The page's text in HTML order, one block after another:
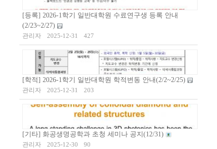
[등록] 2026-1학기 일반대학원 수료연구생 등록 안내
(2/23~2/27)
관리자
2025-12-31 427
[학적] 2026-1학기 일반대학원 학적변동 안내(2/2~2/25)
관리자
2025-12-31 203
[기타] 화공생명공학과 초청 세미나 공지(12/31)
관리자
2025-12-30 90